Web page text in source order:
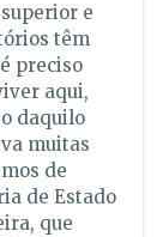
e
têm
preciso
aqui,
daquilo
muitas
de
de Estado
que